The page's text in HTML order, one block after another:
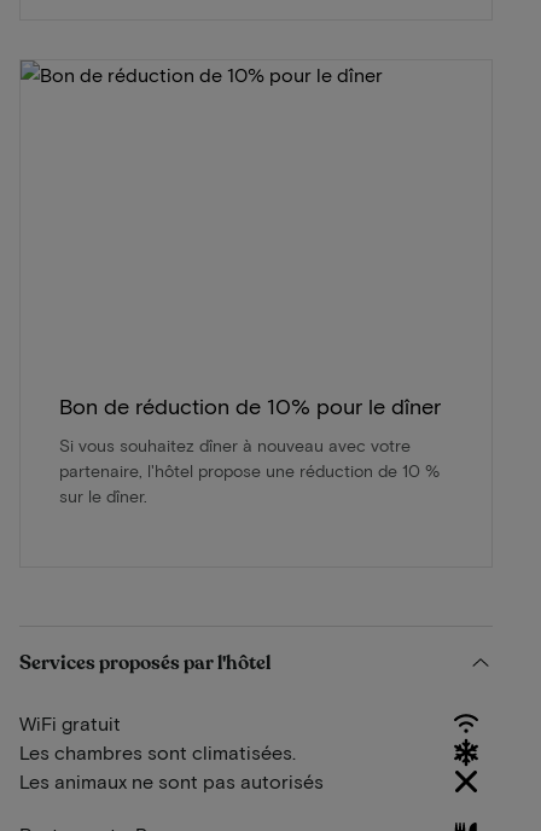
Bon de réduction de 10% pour le dîner
Si vous souhaitez dîner à nouveau avec votre
partenaire, l'hôtel propose une réduction de 10 %
sur le dîner.
Services proposés par l'hôtel
WiFi gratuit
Les chambres sont climatisées.
Les animaux ne sont pas autorisés